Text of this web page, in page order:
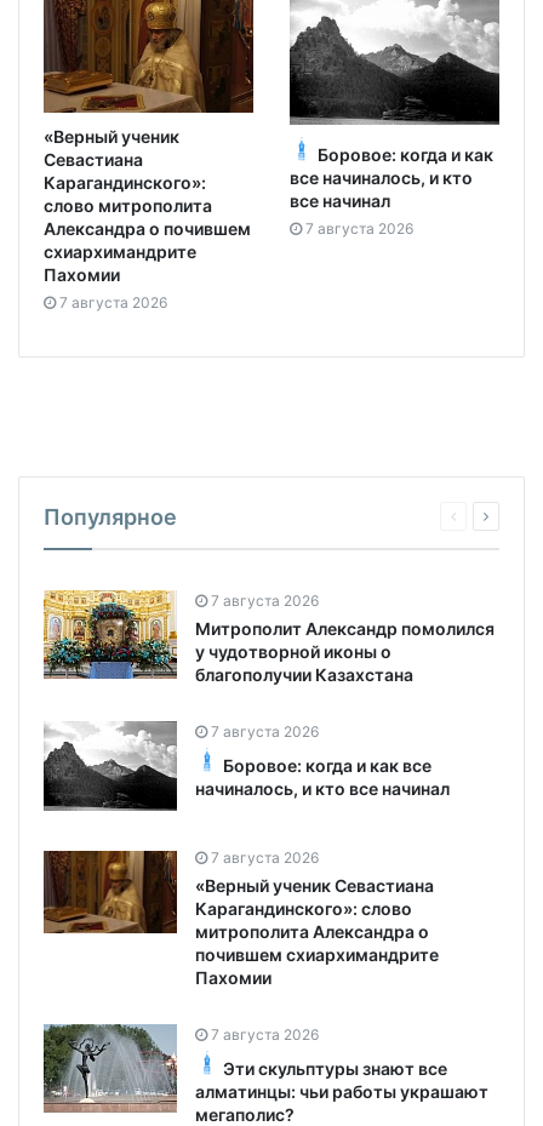
«Верный ученик
Севастиана
Карагандинского»:
слово митрополита
Александра о почившем
схиархимандрите
Пахомии
7 августа 2026
Боровое: когда и как
все начиналось, и кто
все начинал
7 августа 2026
Популярное
7 августа 2026
Митрополит Александр помолился
у чудотворной иконы о
благополучии Казахстана
7 августа 2026
Боровое: когда и как все
начиналось, и кто все начинал
7 августа 2026
«Верный ученик Севастиана
Карагандинского»: слово
митрополита Александра о
почившем схиархимандрите
Пахомии
7 августа 2026
Эти скульптуры знают все
алматинцы: чьи работы украшают
мегаполис?